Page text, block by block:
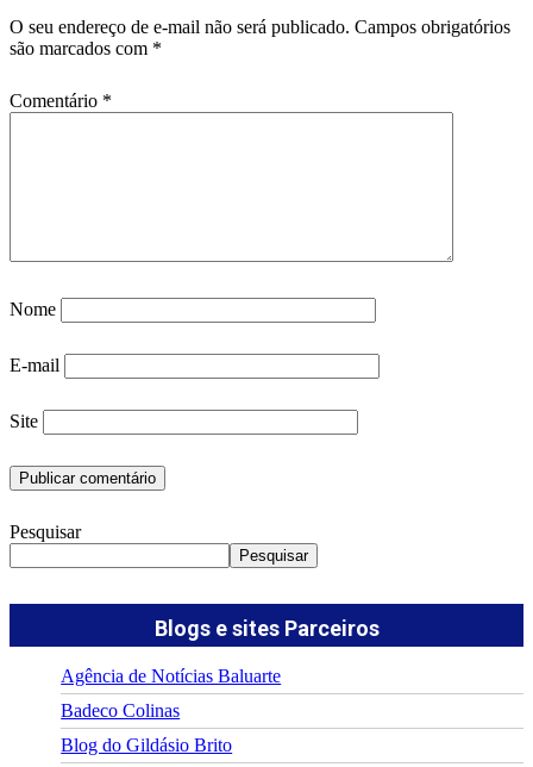
O seu endereço de e-mail não será publicado. Campos obrigatórios
são marcados com *
Comentário *
Nome
E-mail
Site
Pesquisar
Pesquisar
Blogs e sites Parceiros
Agência de Notícias Baluarte
Badeco Colinas
Blog do Gildásio Brito